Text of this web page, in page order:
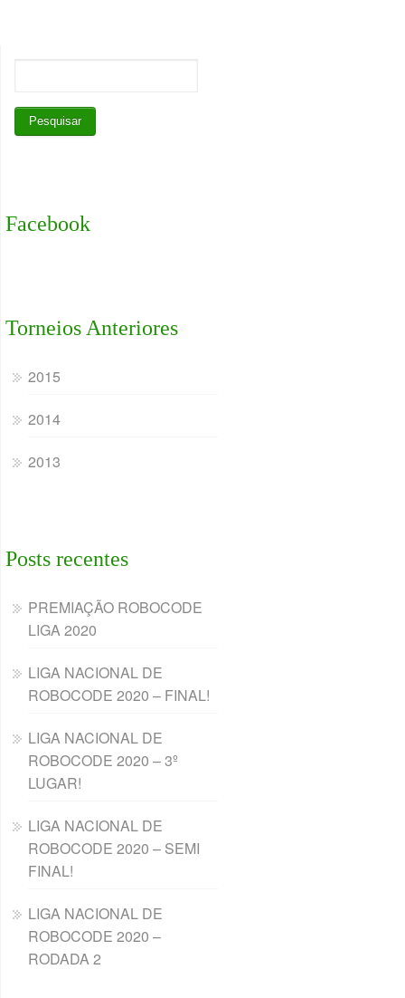
Facebook
Torneios Anteriores
2015
2014
2013
Posts recentes
PREMIAÇÃO ROBOCODE
LIGA 2020
LIGA NACIONAL DE
ROBOCODE 2020 – FINAL!
LIGA NACIONAL DE
ROBOCODE 2020 – 3º
LUGAR!
LIGA NACIONAL DE
ROBOCODE 2020 – SEMI
FINAL!
LIGA NACIONAL DE
ROBOCODE 2020 –
RODADA 2